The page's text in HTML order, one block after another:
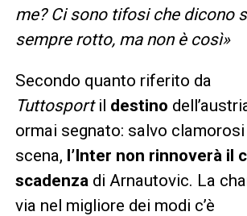
me? Ci sono tifosi che dicono
sempre rotto, ma non è così»
Secondo quanto riferito da
Tuttosport il destino
ormai segnato: salvo
scena, l’Inter non rinnoverà il
scadenza di Arnautovic. La
via nel migliore dei modi c’è